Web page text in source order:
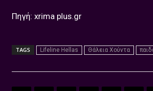
Πηγή: xrima plus.gr
TAGS Lifeline Hellas Θάλεια Χούντα